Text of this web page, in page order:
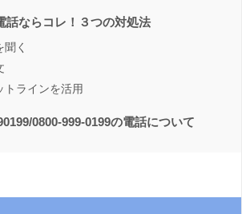
話ならコレ！３つの対処法
く
ラインを活用
0800-999-0199の電話について